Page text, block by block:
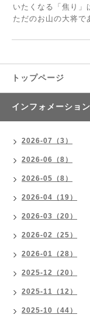
いたくなる「焦り」
ただのお山の大将で
トップページ
インフォメーション
2026-07（3）
2026-06（8）
2026-05（8）
2026-04（19）
2026-03（20）
2026-02（25）
2026-01（28）
2025-12（20）
2025-11（12）
2025-10（44）